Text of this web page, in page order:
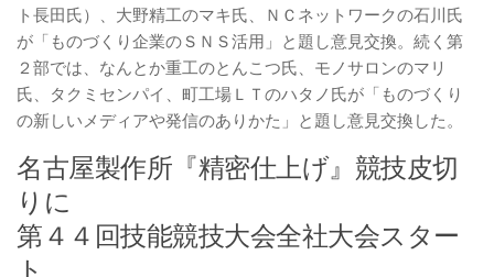
ト長田氏）、大野精工のマキ氏、ＮＣネットワークの石川氏
が「ものづくり企業のＳＮＳ活用」と題し意見交換。続く第
２部では、なんとか重工のとんこつ氏、モノサロンのマリ
氏、タクミセンパイ、町工場ＬＴのハタノ氏が「ものづくり
の新しいメディアや発信のありかた」と題し意見交換した。
名古屋製作所『精密仕上げ』競技皮切
りに
第４４回技能競技大会全社大会スター
ト